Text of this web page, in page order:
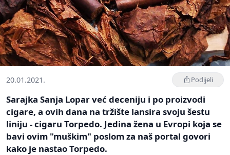
20.01.2021. Podijeli
Sarajka Sanja Lopar već deceniju i po proizvodi
cigare, a ovih dana na tržište lansira svoju šestu
liniju - cigaru Torpedo. Jedina žena u Evropi koja se
bavi ovim "muškim" poslom za naš portal govori
kako je nastao Torpedo.